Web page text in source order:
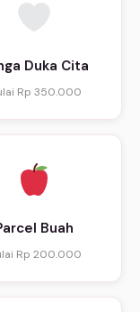
Duka Cita
Rp 350.000
Buah
Rp 200.000